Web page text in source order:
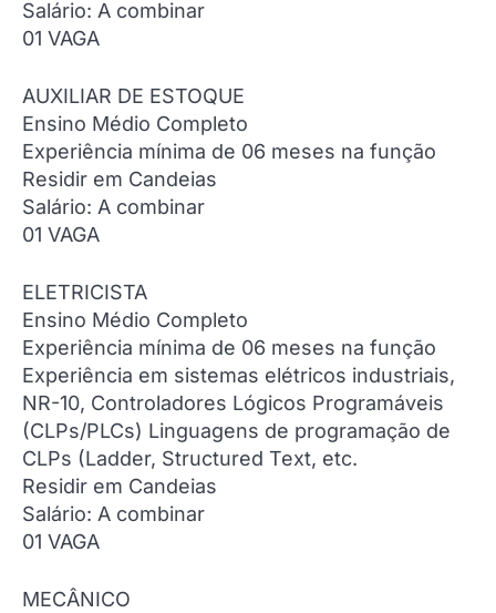
Salário: A combinar
01 VAGA
AUXILIAR DE ESTOQUE
Ensino Médio Completo
Experiência mínima de 06 meses na função
Residir em Candeias
Salário: A combinar
01 VAGA
ELETRICISTA
Ensino Médio Completo
Experiência mínima de 06 meses na função
Experiência em sistemas elétricos industriais,
NR-10, Controladores Lógicos Programáveis
(CLPs/PLCs) Linguagens de programação de
CLPs (Ladder, Structured Text, etc.
Residir em Candeias
Salário: A combinar
01 VAGA
MECÂNICO